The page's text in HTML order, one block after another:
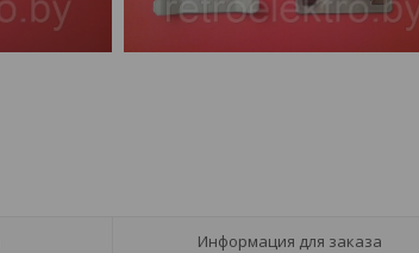
Информация для заказа